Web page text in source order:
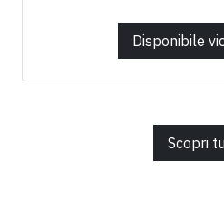
Disponibile
Scopri